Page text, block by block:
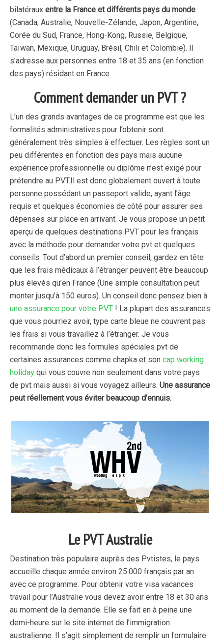
bilatéraux entre la France et différents pays du monde
(Canada, Australie, Nouvelle-Zélande, Japon, Argentine,
Corée du Sud, France, Hong-Kong, Russie, Belgique,
Taïwan, Mexique, Uruguay, Brésil, Chili et Colombie). Il
s’adresse aux personnes entre 18 et 35 ans (en fonction
des pays) résidant en France.
Comment demander un PVT ?
L’un des grands avantages de ce programme est que les
formalités administratives pour l’obtenir sont
généralement très simples à effectuer. Les règles sont un
peu différentes en fonction des pays mais aucune
expérience professionnelle ou diplôme n’est exigé pour
prétendre au PVT.Il est donc globalement ouvert à toute
personne possédant un passeport valide, ayant l’âge
requis et quelques économies de côté pour assurer ses
dépenses sur place en arrivant. Je vous propose un petit
aperçu de quelques destinations PVT pour les français
avec la méthode pour demander votre pvt et quelques
conseils. Tout d’abord un premier conseil, gardez en tête
que les frais médicaux à l’étranger peuvent être beaucoup
plus élevés qu’en France (Une simple consultation peut
monter jusqu’à 150 euros). Un conseil donc pensez bien à
une assurance pour votre PVT ! La plupart des assurances
que vous pourriez avoir, type carte bleue ne couvrent pas
les frais si vous travaillez à l’étranger. Je vous
recommande donc les formules spéciales pvt de
certaines assurances comme chapka et son cap working
holiday qui vous couvre non seulement dans votre pays
de pvt mais aussi si vous voyagez ailleurs. Une assurance
peut réellement vous éviter beaucoup d’ennuis.
Le PVT Australie
Destination très populaire auprès des Pvtistes, le pays
accueille chaque année environ 25.000 français par an
avec ce programme. Pour obtenir votre visa vacances
travail pour l’Australie vous devez avoir entre 18 et 30 ans
au moment de la demande. Elle se fait en à peine une
demi-heure sur le site internet de l’immigration
australienne. Il s’agit simplement de remplir un formulaire